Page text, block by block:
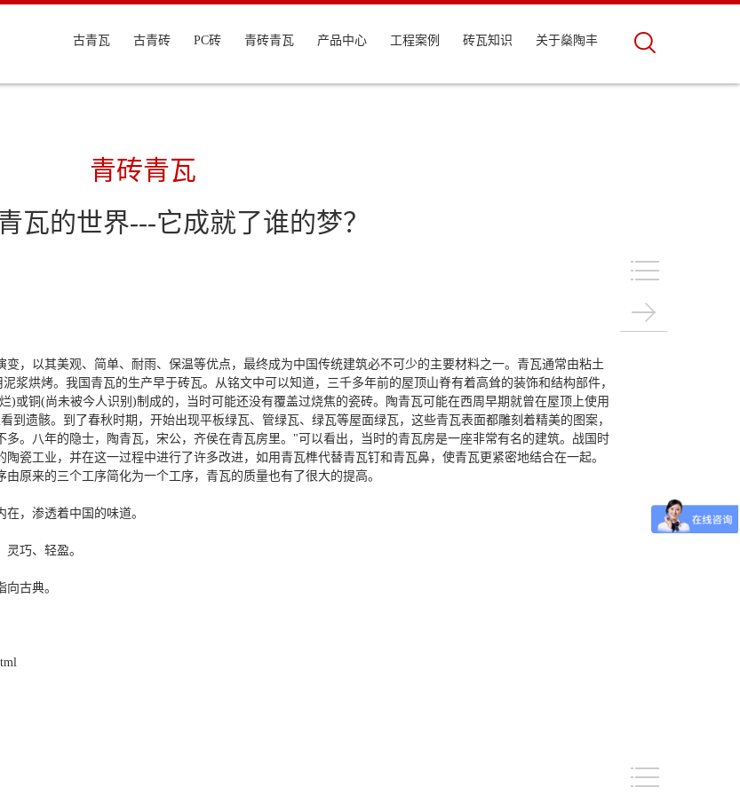
古青瓦 古青砖 PC砖 青砖青瓦 产品中心 工程案例 砖瓦知识 关于燊陶丰
青砖青瓦
瓦的世界---它成就了谁的梦？
，以其美观、简单、耐雨、保温等优点，最终成为中国传统建筑必不可少的主要材料之一。青瓦通常由粘土
浆烘烤。我国青瓦的生产早于砖瓦。从铭文中可以知道，三千多年前的屋顶山脊有着高耸的装饰和结构部件，
)或铜(尚未被今人识别)制成的，当时可能还没有覆盖过烧焦的瓷砖。陶青瓦可能在西周早期就曾在屋顶上使用
到遗骸。到了春秋时期，开始出现平板绿瓦、管绿瓦、绿瓦等屋面绿瓦，这些青瓦表面都雕刻着精美的图案，
。八年的隐士，陶青瓦，宋公，齐侯在青瓦房里。"可以看出，当时的青瓦房是一座非常有名的建筑。战国时
瓷工业，并在这一过程中进行了许多改进，如用青瓦榫代替青瓦钉和青瓦鼻，使青瓦更紧密地结合在一起。
原来的三个工序简化为一个工序，青瓦的质量也有了很大的提高。
，渗透着中国的味道。
巧、轻盈。
古典。